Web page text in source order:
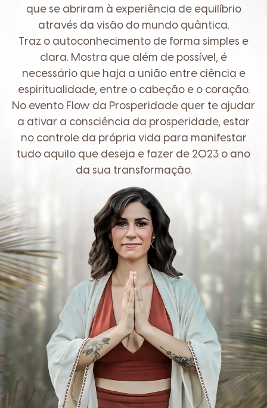
que se abriram à experiência de equilíbrio
através da visão do mundo quântica.
Traz o autoconhecimento de forma simples e
clara. Mostra que além de possível, é
necessário que haja a união entre ciência e
espiritualidade, entre o cabeção e o coração.
No evento Flow da Prosperidade quer te ajudar
a ativar a consciência da prosperidade, estar
no controle da própria vida para manifestar
tudo aquilo que deseja e fazer de 2023 o ano
da sua transformação.